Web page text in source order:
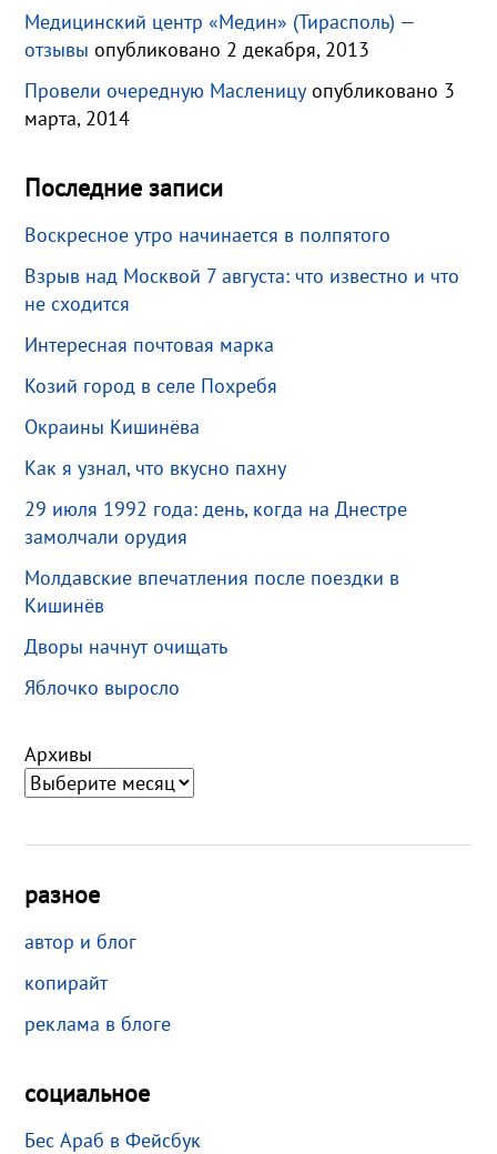
Медицинский центр «Медин» (Тирасполь) —
отзывы опубликовано 2 декабря, 2013
Провели очередную Масленицу опубликовано 3
марта, 2014
Последние записи
Воскресное утро начинается в полпятого
Взрыв над Москвой 7 августа: что известно и что
не сходится
Интересная почтовая марка
Козий город в селе Похребя
Окраины Кишинёва
Как я узнал, что вкусно пахну
29 июля 1992 года: день, когда на Днестре
замолчали орудия
Молдавские впечатления после поездки в
Кишинёв
Дворы начнут очищать
Яблочко выросло
Архивы
разное
автор и блог
копирайт
реклама в блоге
социальное
Бес Араб в Фейсбук